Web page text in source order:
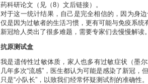
药科研论文（见（8）文后链接）。
对于这一统计结果，自己是完全相信的，因为身
仅是因为过敏者的生活习惯，更有可能与免疫系统
新冠给人类出了很多难题，需要专家们去慢慢解读
抗原测试盒
我是遗传性过敏体质，家人也多有过敏症状（墨
几年多次“流感”，医生都认为可能是感染了新冠，
只是“小队长”，以致我们经常怀疑测试剂的准确性